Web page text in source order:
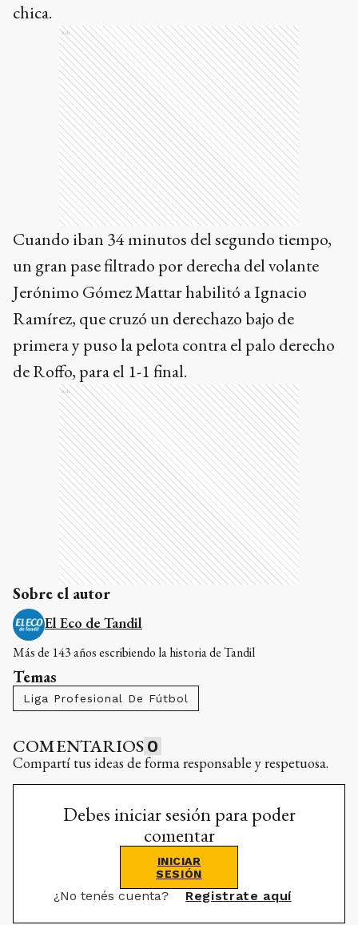
chica.
Ads
Cuando iban 34 minutos del segundo tiempo,
un gran pase filtrado por derecha del volante
Jerónimo Gómez Mattar habilitó a Ignacio
Ramírez, que cruzó un derechazo bajo de
primera y puso la pelota contra el palo derecho
de Roffo, para el 1-1 final.
Ads
Sobre el autor
El Eco de Tandil
Más de 143 años escribiendo la historia de Tandil
Temas
Liga Profesional De Fútbol
COMENTARIOS 0
Compartí tus ideas de forma responsable y respetuosa.
Debes iniciar sesión para poder
comentar
INICIAR
SESIÓN
¿No tenés cuenta? Registrate aquí